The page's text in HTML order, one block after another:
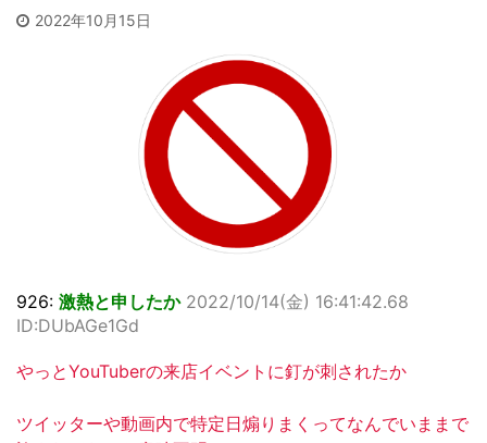
2022年10月15日
926: 激熱と申したか 2022/10/14(金) 16:41:42.68
ID:DUbAGe1Gd
やっとYouTuberの来店イベントに釘が刺されたか
ツイッターや動画内で特定日煽りまくってなんでいままで